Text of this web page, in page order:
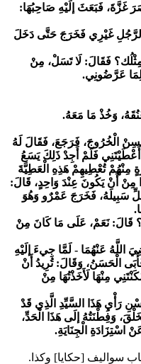
غَزَّةَ، فَبَعَثَ إلَيْهِ صَاحِبُهَا:
غَيْرِي فَخَرَجَ حَتَّى دَخَلَ
فَقَالَ: لَا تَسَلْ، مِنْ
عَرَّضُونِي.
وَخُذْ مَا مَعَهُ.
الْخُرُوجَ، فَرَجَعَ، فَقَالَ لَهُ
أَعْطَيْتَنِي فَلَمْ أَجِدْ ذَلِكَ يَسَعُ
مِنْهُمْ تُعْطِيهِمْ هَذِهِ الْعَطِيَّةَ
أَنْ يَكُونَ عِنْدَ وَاحِدٍ، قَالَ:
سَبِيلَهُ، فَخَرَجَ عَمْرٌو وَهُوَ
قَالَ: نَعَمْ، عَلَى مَا كَانَ مِنْ
عَنْهُمَا - لَمَّا جِيءَ إلَيْهِ
الْحَسَنُ، وَقَالَ: تُرِيدُ أَنْ
مِنْهَا لَأَخَذْتُهَا مِنْ
رَأْيِ هَذَا السَّيِّدِ الَّذِي قَدْ
وَفِطْنَتُهُ إلَى هَذَا الْحَدِّ،
اسْتِزَادَةِ الْجِنَايَةِ.
سواليف [حكايا] وكذا.